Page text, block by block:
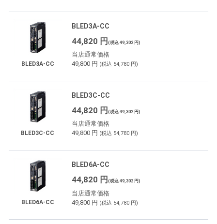
BLED3A-CC
BLED3A-CC
44,820 円(税込 49,302 円)
当店通常価格
49,800 円 (税込 54,780 円)
BLED3C-CC
BLED3C-CC
44,820 円(税込 49,302 円)
当店通常価格
49,800 円 (税込 54,780 円)
BLED6A-CC
BLED6A-CC
44,820 円 (税込 49,302 円)
当店通常価格
49,800 円 (税込 54,780 円)